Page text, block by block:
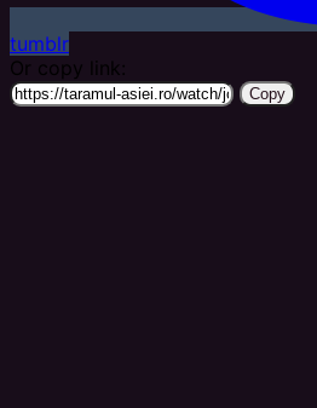
tumblr
Or copy link:
Copy